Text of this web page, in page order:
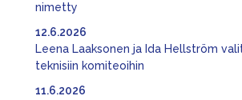
nimetty
Leena Laaksonen ja Ida Hellström
teknisiin komiteoihin
12.6.2026
11.6.2026